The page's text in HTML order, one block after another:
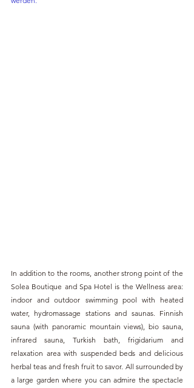
In addition to the rooms, another strong point of the
Solea Boutique and Spa Hotel is the Wellness area:
indoor and outdoor swimming pool with heated
water, hydromassage stations and saunas. Finnish
sauna (with panoramic mountain views), bio sauna,
infrared sauna, Turkish bath, frigidarium and
relaxation area with suspended beds and delicious
herbal teas and fresh fruit to savor. All surrounded by
a large garden where you can admire the spectacle